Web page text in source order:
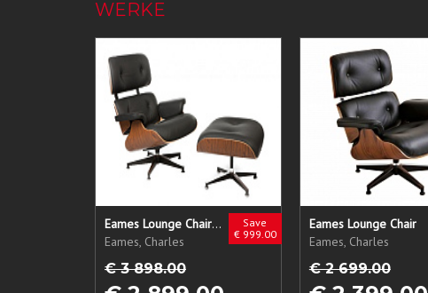
WERKE
Save
€ 999.00
Eames Lounge Chair + Ottoman
Eames, Charles
€ 3 898.00
Eames Lounge Chair
Eames, Charles
€ 2 699.00